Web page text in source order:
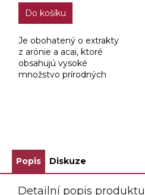
Do košíku
Je obohatený o extrakty
z arónie a acai, ktoré
obsahujú vysoké
množstvo prírodných
Popis Diskuze
Detailní popis produktu